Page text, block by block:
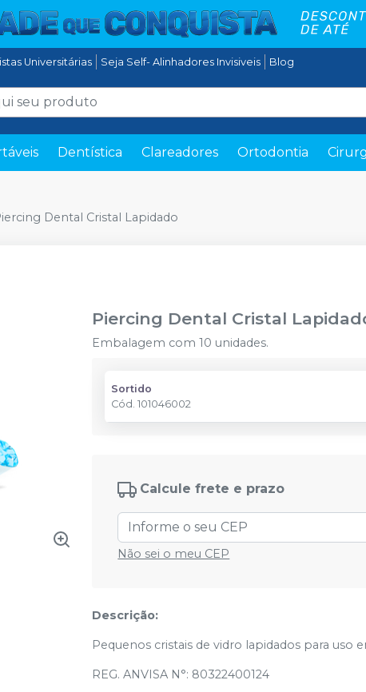
Universitárias Seja Self- Alinhadores Invisiveis Blog
Dentística Clareadores Ortodontia
Dental Cristal Lapidado
Piercing Dental Cristal
Embalagem com 10 unidades.
Sortido
Cód.101046002
Calcule frete e prazo
Não sei o meu CEP
Descrição:
Pequenos cristais de vidro lapidados para uso
REG. ANVISA N°: 80322400124